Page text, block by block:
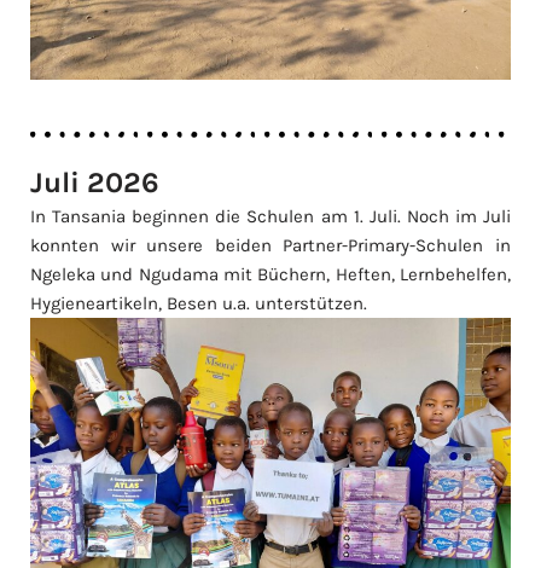
Juli 2026
In Tansania beginnen die Schulen am 1. Juli. Noch im Juli
konnten wir unsere beiden Partner-Primary-Schulen in
Ngeleka und Ngudama mit Büchern, Heften, Lernbehelfen,
Hygieneartikeln, Besen u.a. unterstützen.